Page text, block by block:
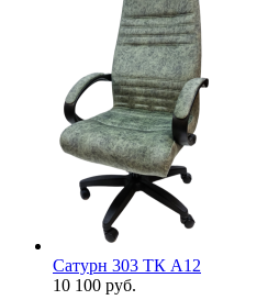
Сатурн 303 ТК А12
10 100 руб.